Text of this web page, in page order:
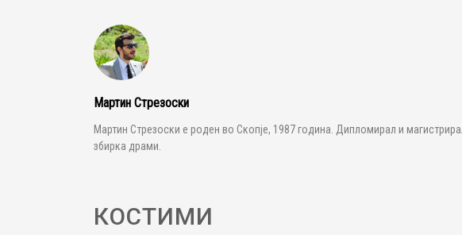
Мартин Стрезоски
Мартин Стрезоски е роден во Скопје, 1987 година. Дипломирал и
збирка драми.
КОСТИМИ